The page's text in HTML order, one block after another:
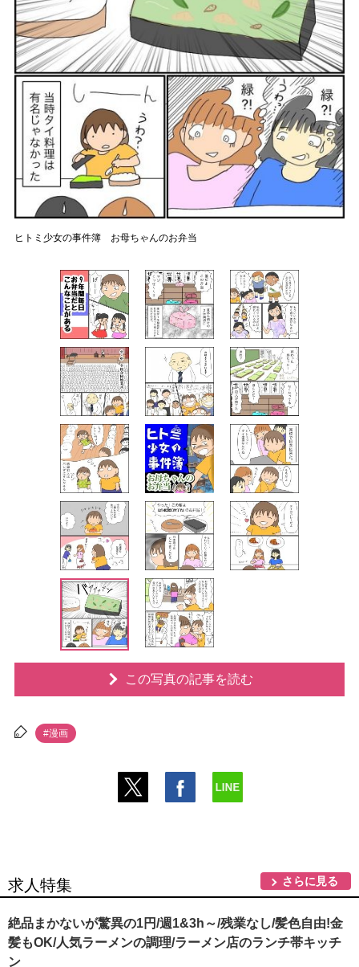
ヒトミ少女の事件簿 お母ちゃんのお弁当
この写真の記事を読む
#漫画
求人特集 さらに見る
絶品まかないが驚異の1円/週1&3h～/残業なし/髪色自由!金
髪もOK/人気ラーメンの調理/ラーメン店のランチ帯キッチ
ン